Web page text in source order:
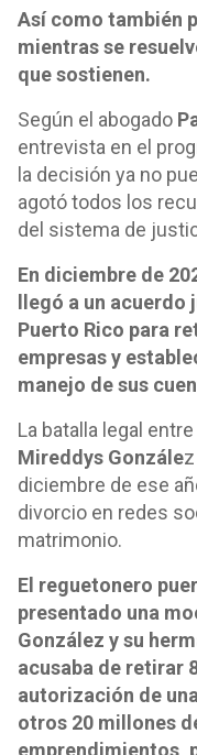
Así como también
mientras se
que sostienen.
Según el abogado
entrevista en el
la decisión ya no
agotó todos los
del sistema de
En diciembre de
llegó a un
Puerto Rico para
empresas y
manejo de sus
La batalla legal
Mireddys Gonzále
diciembre de ese
divorcio en redes
matrimonio.
El reguetonero
presentado una
González y su
acusaba de retirar
autorización de
otros 20 millones
emprendimientos,